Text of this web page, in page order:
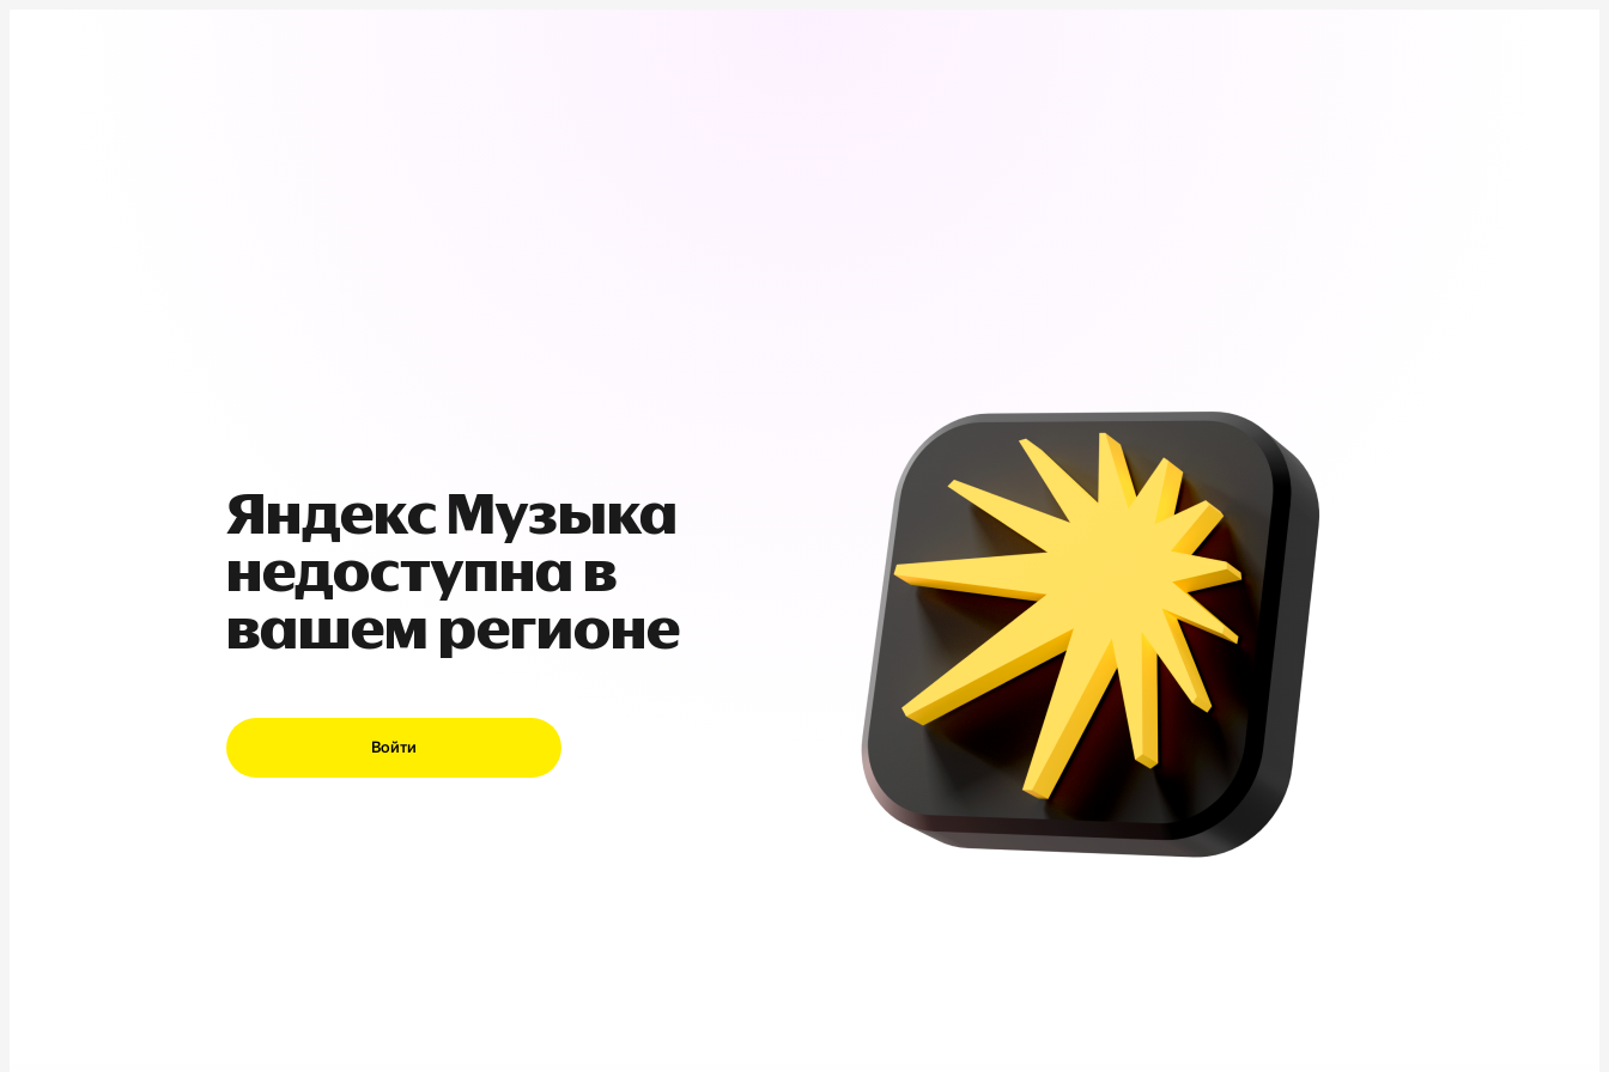
Яндекс Музыка
недоступна в
вашем регионе
Войти